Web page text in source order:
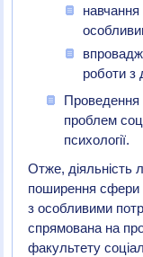
роботи з
Проведення
проблем
психології.
Отже, діяльність
поширення сфери
з особливими
спрямована на
факультету